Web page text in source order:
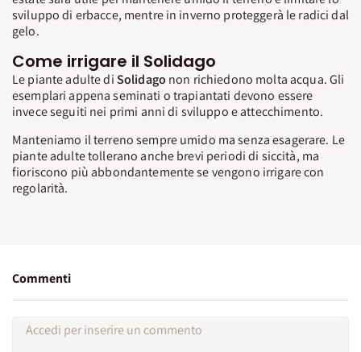
sviluppo di erbacce, mentre in inverno proteggerà le radici dal
gelo.
Come irrigare il Solidago
Le piante adulte diSolidago non richiedono molta acqua. Gli
esemplari appena seminati o trapiantati devono essere
invece seguiti nei primi anni di sviluppo e attecchimento.
Manteniamo il terreno sempre umido ma senza esagerare. Le
piante adulte tollerano anche brevi periodi di siccità, ma
fioriscono più abbondantemente se vengono irrigare con
regolarità.
Commenti